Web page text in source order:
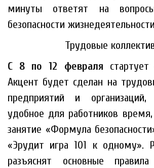
минуты ответят на
безопасности
Трудовые
С 8 по 12 февраля
Акцент будет сделан на
предприятий и
удобное для работников
занятие «Формула
«Эрудит игра 101 к одному».
разъяснят основные правила